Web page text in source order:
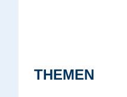
THEMEN